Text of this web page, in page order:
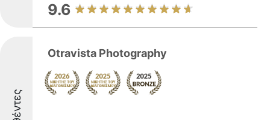
9.6
Otravista Photography